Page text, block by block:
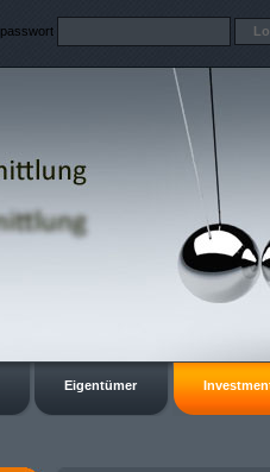
passwort
Eigentümer